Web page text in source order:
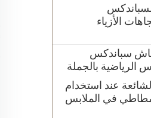
الأزياء
سباندكس
الرياضية بالجملة
عند استخدام
في الملابس